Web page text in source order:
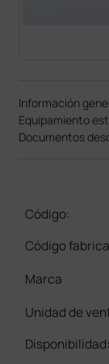
Información
Equipamiento
Documentos
Código:
Código
Marca
Unidad de
Disponibilidad: